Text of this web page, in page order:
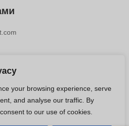
your browsing experience, serve
and analyse our traffic. By
to our use of cookies.
CO.LTD | Производитель
маршрутизаторов